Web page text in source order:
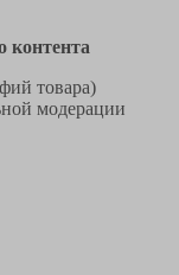
контента
товара)
модерации